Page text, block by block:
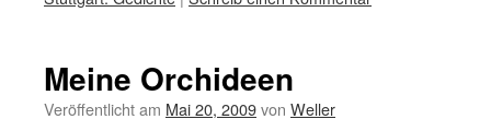
Meine Orchideen
Veröffentlicht am Mai 20, 2009von Weller